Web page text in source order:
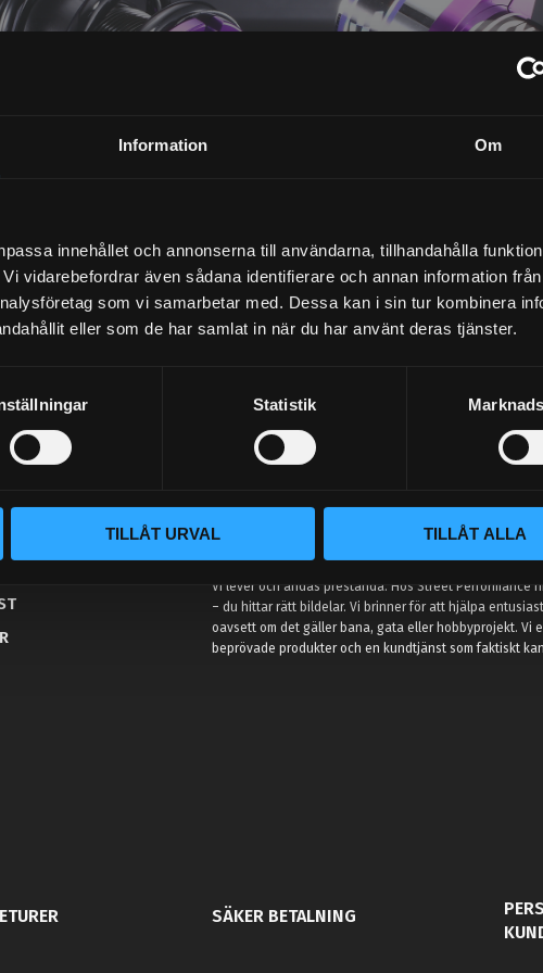
Information Om
innehållet och annonserna till användarna, tillhandahålla
vidarebefordrar även sådana identifierare och annan information
som vi samarbetar med. Dessa kan i sin tur kombinera
eller som de har samlat in när du har använt deras tjänster.
Statistik
TILLÅT URVAL TILLÅT ALLA
Dina personuppgifter behandlas i enlighet med vår
VÅR AFFÄRSIDÉ ÄR ENKEL:
Vi lever och andas prestanda. Hos Street Performance
– du hittar rätt bildelar. Vi brinner för att hjälpa
oavsett om det gäller bana, gata eller hobbyprojekt. Vi
beprövade produkter och en kundtjänst som faktiskt
SÄKER BETALNING